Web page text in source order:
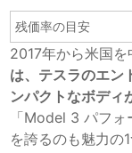
残価率の目安
2017年から米国
は、テスラのエン
ンパクトなボディ
「Model 3 パフ
を誇るのも魅力の1